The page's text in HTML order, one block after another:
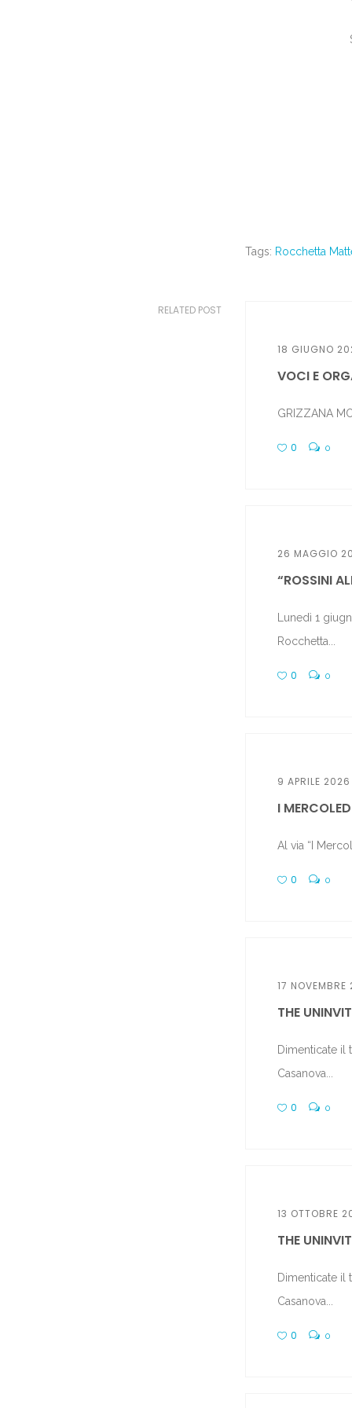
Tags: Rocchetta
RELATED POST
18 GIUGNO
VOCI E
GRIZZANA
0 0
26 MAGGIO
“ROSSINI
Lunedì 1
Rocchetta...
0 0
9 APRILE 2026
I
Al via “I
0 0
17
THE
Dimenticate il
Casanova...
0 0
13 OTTOBRE
THE
Dimenticate il
Casanova...
0 0